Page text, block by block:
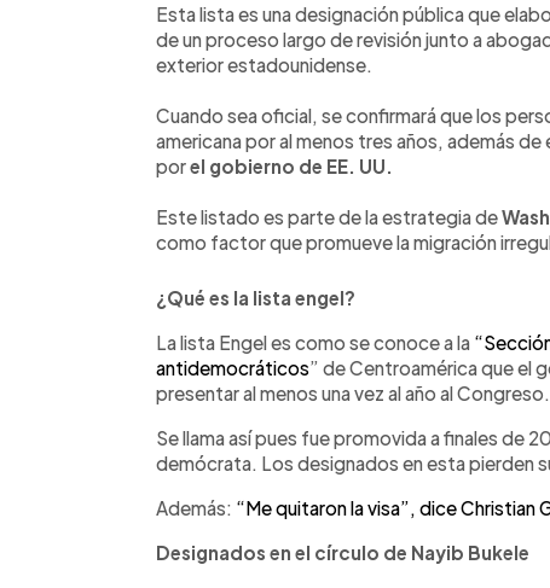
Esta lista es una designación pública que
de un proceso largo de revisión junto a
exterior estadounidense.
Cuando sea oficial, se confirmará que los
americana por al menos tres años, además
porel gobierno de EE. UU.
Este listado es parte de la estrategia de
como factor que promueve la migración
¿Qué es la lista engel?
La lista Engel es como se conoce a la
antidemocráticos” de Centroamérica que el
presentar al menos una vez al año al Congreso.
Se llama así pues fue promovida a finales de
demócrata. Los designados en esta pierden
Además: “Me quitaron la visa”, dice Christian
Designados en el círculo de Nayib Bukele